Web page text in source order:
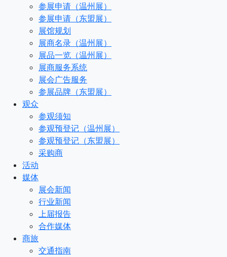
参展申请（温州展）
参展申请（东盟展）
展馆规划
展商名录（温州展）
展品一览（温州展）
展商服务系统
展会广告服务
参展品牌（东盟展）
观众
参观须知
参观预登记（温州展）
参观预登记（东盟展）
采购商
活动
媒体
展会新闻
行业新闻
上届报告
合作媒体
商旅
交通指南